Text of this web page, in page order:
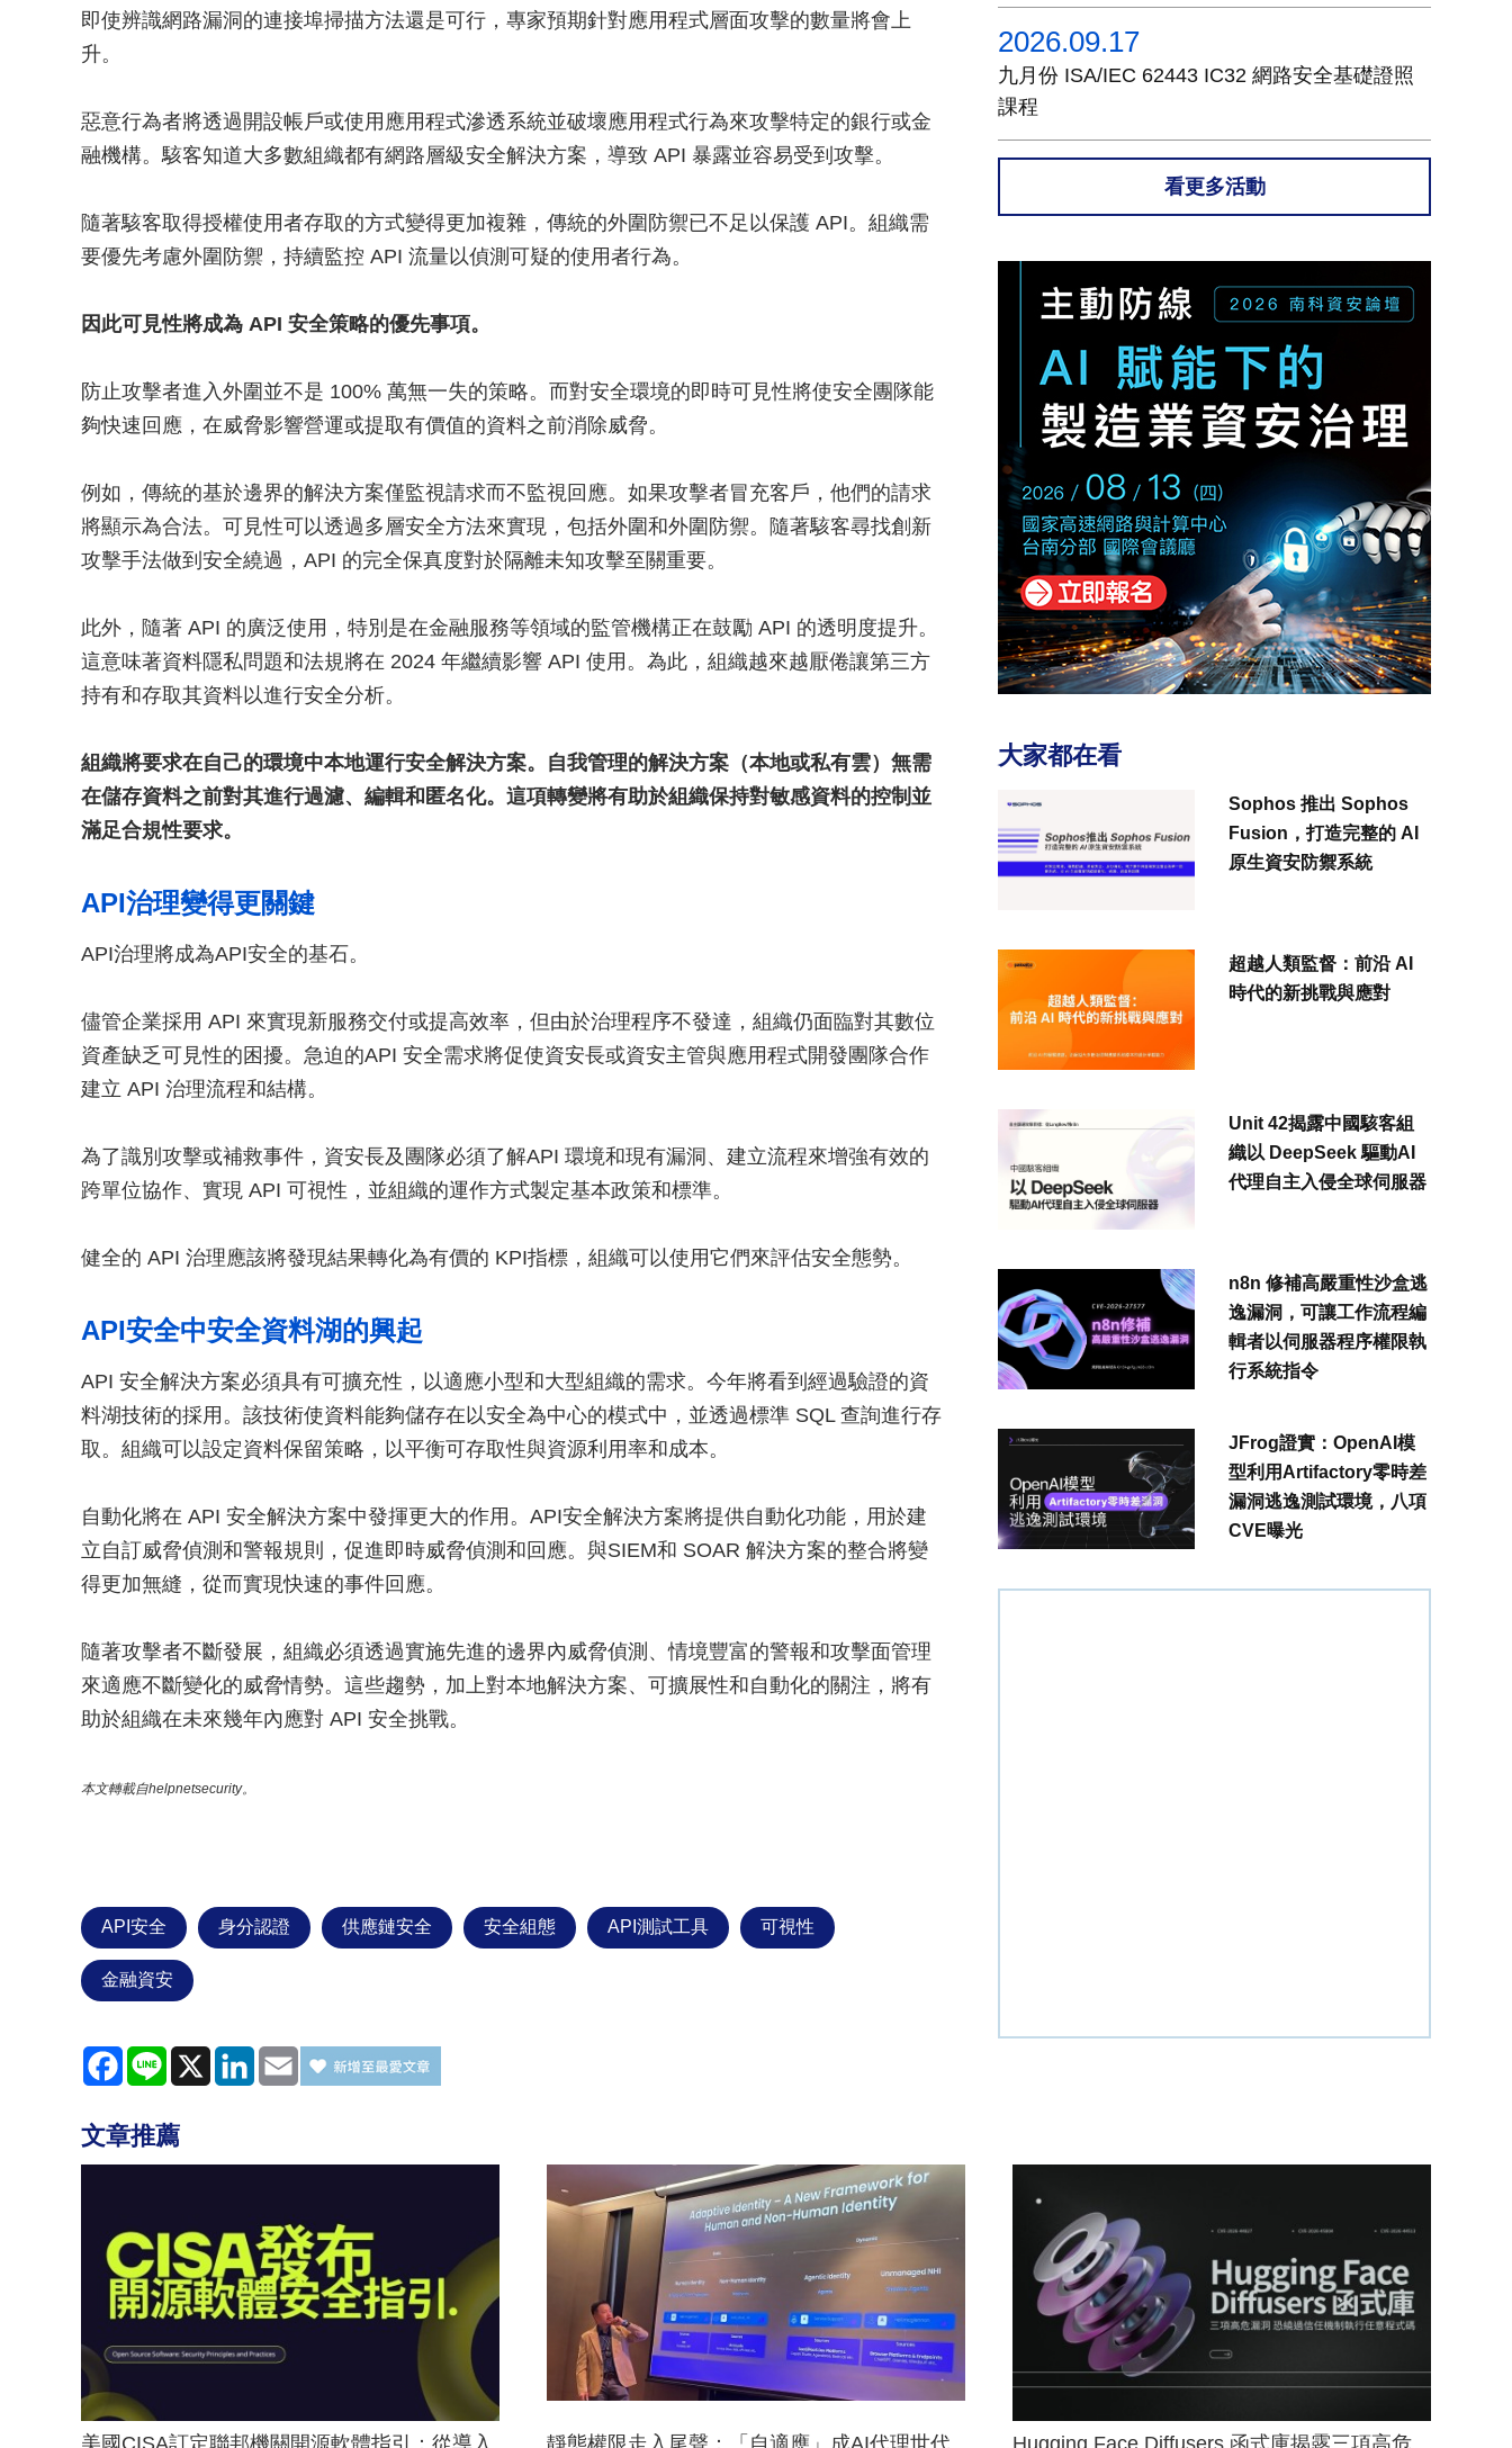
即使辨識網路漏洞的連接埠掃描方法還是可行，專家預期針對應用程式層面攻擊的數量將會上
升。
惡意行為者將透過開設帳戶或使用應用程式滲透系統並破壞應用程式行為來攻擊特定的銀行或金
融機構。駭客知道大多數組織都有網路層級安全解決方案，導致 API 暴露並容易受到攻擊。
隨著駭客取得​​授權使用者存取的方式變得更加複雜，傳統的外圍防禦已不足以保護 API。組織需
要優先考慮外圍防禦，持續監控 API 流量以偵測可疑的使用者行為。
因此可見性將成為 API 安全策略的優先事項。
防止攻擊者進入外圍並不是 100% 萬無一失的策略。而對安全環境的即時可見性將使安全團隊能
夠快速回應，在威脅影響營運或提取有價值的資料之前消除威脅。
例如，傳統的基於邊界的解決方案僅監視請求而不監視回應。如果攻擊者冒充客戶，他們的請求
將顯示為合法。可見性可以透過多層安全方法來實現，包括外圍和外圍防禦。隨著駭客尋找創新
攻擊手法做到安全繞過，API 的完全保真度對於隔離未知攻擊至關重要。
此外，隨著 API 的廣泛使用，特別是在金融服務等領域的監管機構正在鼓勵 API 的透明度提升。
這意味著資料隱私問題和法規將在 2024 年繼續影響 API 使用。為此，組織越來越厭倦讓第三方
持有和存取其資料以進行安全分析。
組織將要求在自己的環境中本地運行安全解決方案。自我管理的解決方案（本地或私有雲）無需
在儲存資料之前對其進行過濾、編輯和匿名化。這項轉變將有助於組織保持對敏感資料的控制並
滿足合規性要求。
API治理變得更關鍵
API治理將成為API安全的基石。
儘管企業採用 API 來實現新服務交付或提高效率，但由於治理程序不發達，組織仍面臨對其數位
資產缺乏可見性的困擾。急迫的API 安全需求將促使資安長或資安主管與應用程式開發團隊合作
建立 API 治理流程和結構。
為了識別攻擊或補救事件，資安長及團隊必須了解API 環境和現有漏洞、建立流程來增強有效的
跨單位協作、實現 API 可視性，並組織的運作方式製定基本政策和標準。
健全的 API 治理應該將發現結果轉化為有價的 KPI指標，組織可以使用它們來評估安全態勢。
API安全中安全資料湖的興起
API 安全解決方案必須具有可擴充性，以適應小型和大型組織的需求。今年將看到經過驗證的資
料湖技術的採用。該技術使資料能夠儲存在以安全為中心的模式中，並透過標準 SQL 查詢進行存
取。組織可以設定資料保留策略，以平衡可存取性與資源利用率和成本。
自動化將在 API 安全解決方案中發揮更大的作用。API安全解決方案將提供自動化功能，用於建
立自訂威脅偵測和警報規則，促進即時威脅偵測和回應。與SIEM和 SOAR 解決方案的整合將變
得更加無縫，從而實現快速的事件回應。
隨著攻擊者不斷發展，組織必須透過實施先進的邊界內威脅偵測、情境豐富的警報和攻擊面管理
來適應不斷變化的威脅情勢。這些趨勢，加上對本地解決方案、可擴展性和自動化的關注，將有
助於組織在未來幾年內應對 API 安全挑戰。
本文轉載自helpnetsecurity。
API安全 身分認證 供應鏈安全 安全組態 API測試工具 可視性
金融資安
Facebook
Line X LinkedInEmail
2026.09.17
九月份 ISA/IEC 62443 IC32 網路安全基礎證照
課程
看更多活動
大家都在看
Sophos 推出 Sophos
Fusion，打造完整的 AI
原生資安防禦系統
超越人類監督：前沿 AI
時代的新挑戰與應對
Unit 42揭露中國駭客組
織以 DeepSeek 驅動AI
代理自主入侵全球伺服器
n8n 修補高嚴重性沙盒逃
逸漏洞，可讓工作流程編
輯者以伺服器程序權限執
行系統指令
JFrog證實：OpenAI模
型利用Artifactory零時差
漏洞逃逸測試環境，八項
CVE曝光
文章推薦